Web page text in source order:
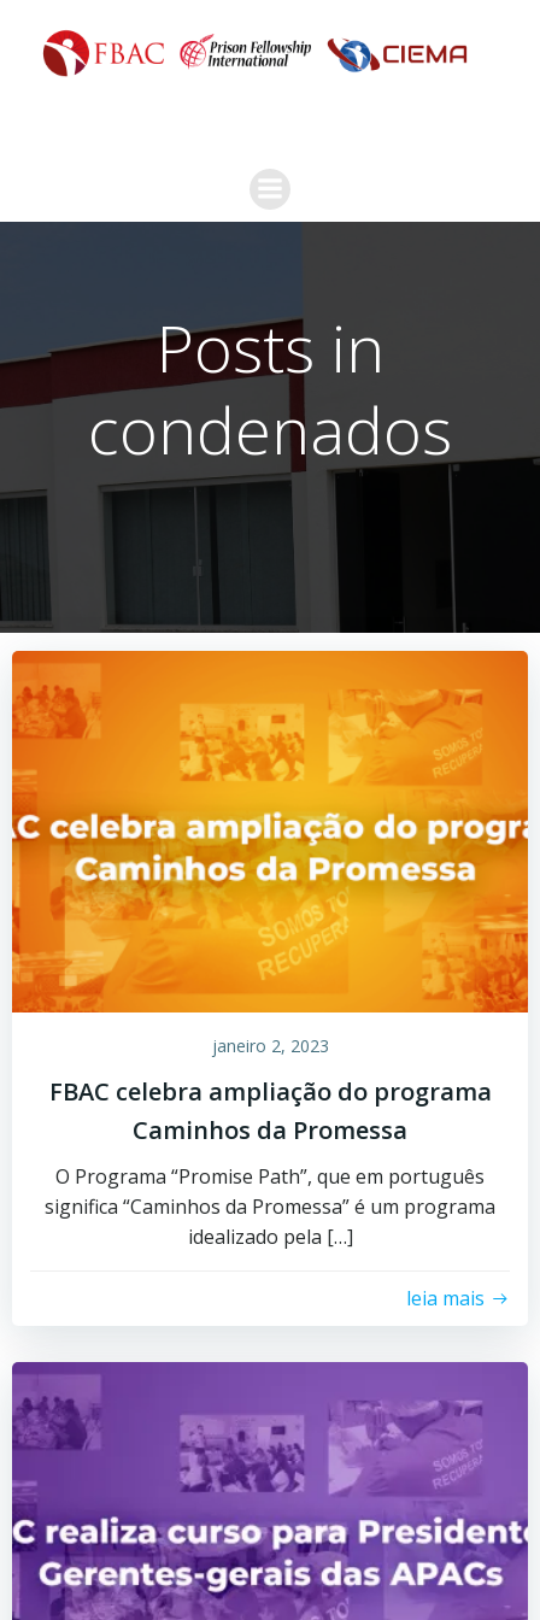
Posts in
condenados
janeiro 2, 2023
FBAC celebra ampliação do programa
Caminhos da Promessa
O Programa “Promise Path”, que em português
significa “Caminhos da Promessa” é um programa
idealizado pela […]
leia mais